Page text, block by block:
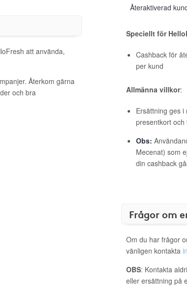
att använda,
Återkom gärna
och bra
Återaktiverad
Speciellt för
Cashback för
per kund
Allmänna villkor:
Ersättning ges
presentkort och
Obs:
Mecenat) som
din cashback
Frågor om
Om du har frågor
vänligen kontakta
OBS: Kontakta
eller ersättning på